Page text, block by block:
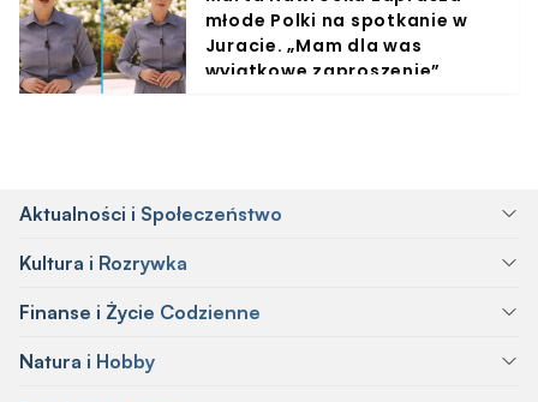
młode Polki na spotkanie w
Juracie. „Mam dla was
wyjątkowe zaproszenie”
Aktualności i Społeczeństwo
Kultura i Rozrywka
Finanse i Życie Codzienne
Natura i Hobby